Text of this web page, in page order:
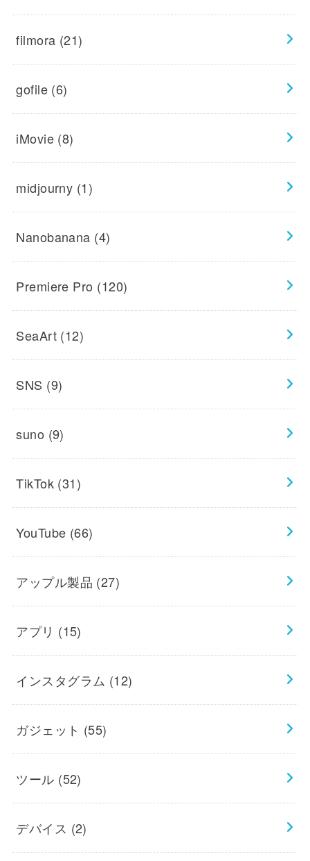
filmora (21)
gofile (6)
iMovie (8)
midjourny (1)
Nanobanana (4)
Premiere Pro (120)
SeaArt (12)
SNS (9)
suno (9)
TikTok (31)
YouTube (66)
アップル製品 (27)
アプリ (15)
インスタグラム (12)
ガジェット (55)
ツール (52)
デバイス (2)